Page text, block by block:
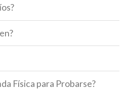
Física para Probarse?